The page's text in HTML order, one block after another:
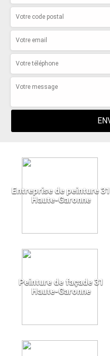
Entreprise de peinture 31
Haute-Garonne
Peinture de façade 31
Haute-Garonne